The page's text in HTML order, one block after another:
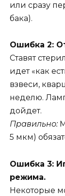
или сразу
бака).
Ошибка 2:
Ставят
идет «как
взвеси,
неделю.
дойдет.
Правильно:
5 мкм)
Ошибка 3:
режима.
Некоторые